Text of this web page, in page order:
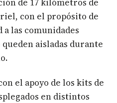
de 17 kilómetros de
con el propósito de
las comunidades
aisladas durante
el apoyo de los kits de
en distintos